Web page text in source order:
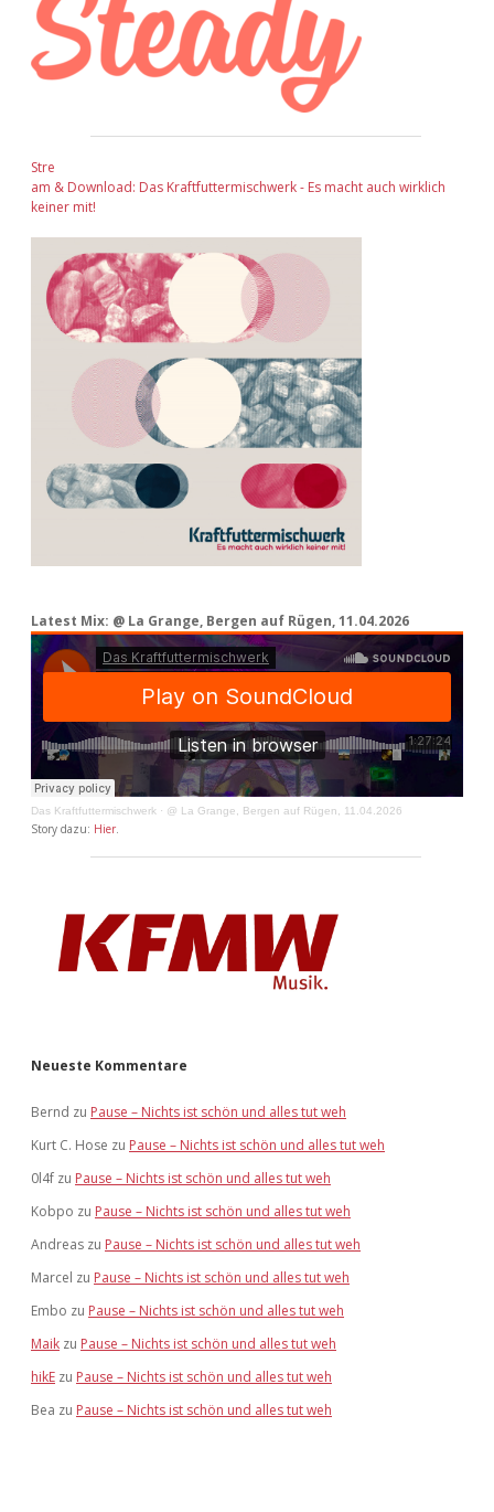
Stre
am & Download: Das Kraftfuttermischwerk - Es macht auch wirklich
keiner mit!
Latest Mix: @ La Grange, Bergen auf Rügen, 11.04.2026
Das Kraftfuttermischwerk · @ La Grange, Bergen auf Rügen, 11.04.2026
Story dazu: Hier
Neueste Kommentare
Bernd zu Pause – Nichts ist schön und alles tut weh
Kurt C. Hose zu Pause – Nichts ist schön und alles tut weh
0l4f zu Pause – Nichts ist schön und alles tut weh
Kobpo zu Pause – Nichts ist schön und alles tut weh
Andreas zu Pause – Nichts ist schön und alles tut weh
Marcel zu Pause – Nichts ist schön und alles tut weh
Embo zu Pause – Nichts ist schön und alles tut weh
Maik zu Pause – Nichts ist schön und alles tut weh
hikE zu Pause – Nichts ist schön und alles tut weh
Bea zu Pause – Nichts ist schön und alles tut weh